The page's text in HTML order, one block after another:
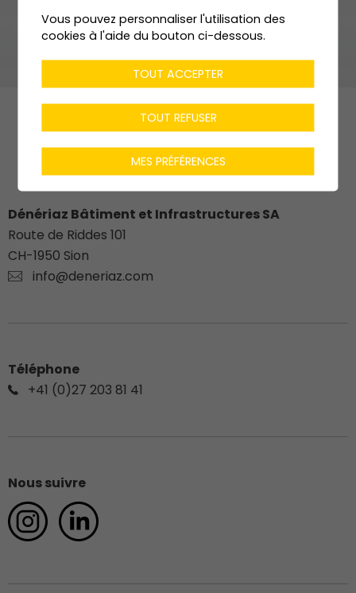
Dénériaz Bâtiment et Infrastructures SA
Route de Riddes 101
CH-1950 Sion
info@deneriaz.com
Téléphone
+41 (0)27 203 81 41
Nous suivre
Vous pouvez personnaliser l'utilisation des
cookies à l'aide du bouton ci-dessous.
TOUT ACCEPTER
TOUT REFUSER
MES PRÉFÉRENCES